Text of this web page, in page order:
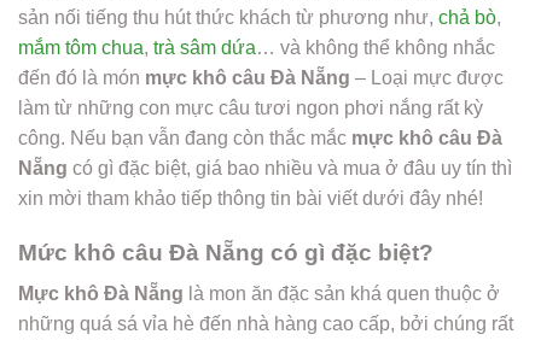
sản nối tiếng thu hút thức khách từ phương như, chả bò,
mắm tôm chua, trà sâm dứa… và không thể không nhắc
đến đó là món mực khô câu Đà Nẵng – Loại mực được
làm từ những con mực câu tươi ngon phơi nắng rất kỳ
công. Nếu bạn vẫn đang còn thắc mắc mực khô câu Đà
Nẵng có gì đặc biệt, giá bao nhiều và mua ở đâu uy tín thì
xin mời tham khảo tiếp thông tin bài viết dưới đây nhé!
Mức khô câu Đà Nẵng có gì đặc biệt?
Mực khô Đà Nẵng là mon ăn đặc sản khá quen thuộc ở
những quá sá vỉa hè đến nhà hàng cao cấp, bởi chúng rất